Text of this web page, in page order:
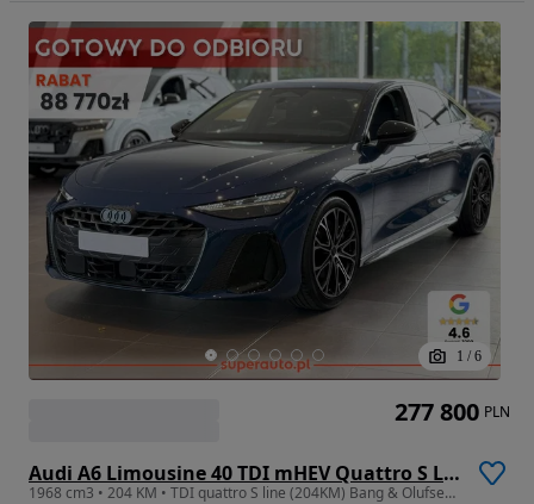
1 / 6
Audi A6 Limousine 40 TDI mHEV Quattro S Line S tronic
1968 cm3 • 204 KM • TDI quattro S line (204KM) Bang & Olufsen 3D Premium Sound System
277 800 PLN